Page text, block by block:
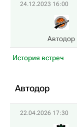
24.12.2023 16:00
Автодор
История встреч
Автодор
22.04.2026 17:30